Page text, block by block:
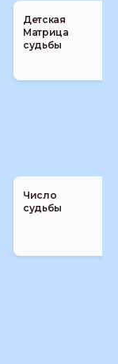
Детская
Матрица
судьбы
Число
судьбы